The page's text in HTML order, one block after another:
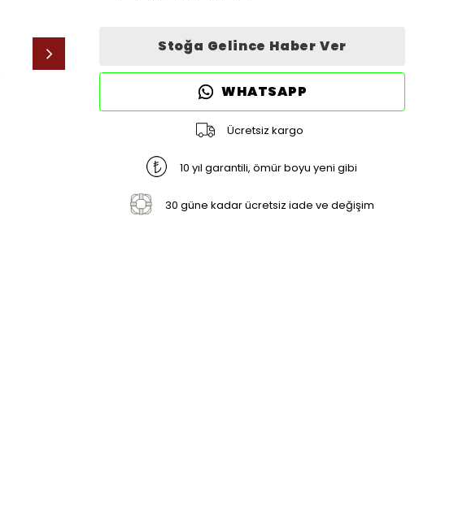
Stoğa Gelince Haber Ver
WHATSAPP
Ücretsiz kargo
10 yıl garantili, ömür boyu yeni gibi
30 güne kadar ücretsiz iade ve değişim